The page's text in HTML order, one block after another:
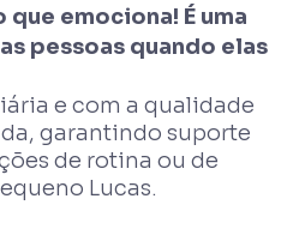
emociona! É uma
pessoas quando elas
e com a qualidade
garantindo suporte
de rotina ou de
Lucas.